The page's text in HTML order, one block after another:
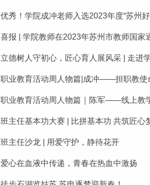
优秀！学院成冲老师入选2023年度“苏州
喜报 | 学院教师在2023年苏州市教师国
立德树人守初心，匠心育人展风采 | 走进
职业教育活动周人物篇|成冲——担职教使
职业教育活动周人物篇｜陈军——线上教
班主任基本功大赛 | 比拼基本功 共筑匠心
班主任沙龙 | 用爱守护，静待花开
爱心在血液中传递，青春在热血中激扬